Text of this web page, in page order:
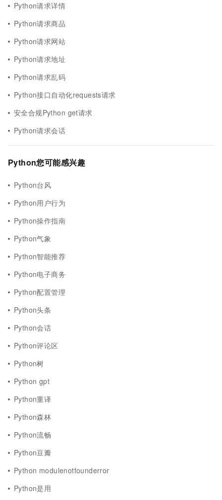
Python请求详情
Python请求商品
Python请求网站
Python请求地址
Python请求乱码
Python接口自动化requests请求
安全合规Python get请求
Python请求会话
Python您可能感兴趣
Python台风
Python用户行为
Python操作指南
Python气象
Python智能推荐
Python电子商务
Python配置管理
Python头条
Python会话
Python评论区
Python树
Python gpt
Python重译
Python森林
Python流畅
Python豆瓣
Python modulenotfounderror
Python是用